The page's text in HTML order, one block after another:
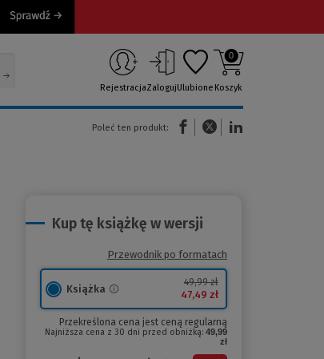
RejestracjaZalogujUlubione
0
Koszyk
Poleć ten produkt:
(Nowe okno)(Link do innej strony)
Kup tę książkę w wersji
Przewodnik po formatach
Książka
49,99 zł
47,49 zł
Przekreślona cena jest ceną regularną
Najniższa cena z 30 dni przed obniżką: 49,99
zł